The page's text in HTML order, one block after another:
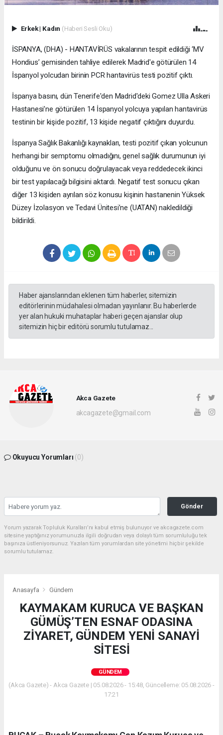
Erkek| Kadın (Haberi Sesli Oku)
İSPANYA, (DHA) - HANTAVİRÜS vakalarının tespit edildiği ‘MV
Hondius’ gemisinden tahliye edilerek Madrid'e götürülen 14
İspanyol yolcudan birinin PCR hantavirüs testi pozitif çıktı.
İspanya basını, dün Tenerife'den Madrid'deki Gomez Ulla Askeri
Hastanesi’ne götürülen 14 İspanyol yolcuya yapılan hantavirüs
testinin bir kişide pozitif, 13 kişide negatif çıktığını duyurdu.
İspanya Sağlık Bakanlığı kaynakları, testi pozitif çıkan yolcunun
herhangi bir semptomu olmadığını, genel sağlık durumunun iyi
olduğunu ve ön sonucu doğrulayacak veya reddedecek ikinci
bir test yapılacağı bilgisini aktardı. Negatif test sonucu çıkan
diğer 13 kişiden ayrılan söz konusu kişinin hastanenin Yüksek
Düzey İzolasyon ve Tedavi Ünitesi’ne (UATAN) nakledildiği
bildirildi.
Haber ajanslarından eklenen tüm haberler, sitemizin
editörlerinin müdahalesi olmadan yayınlanır. Bu haberlerde
yer alan hukuki muhataplar haberi geçen ajanslar olup
sitemizin hiç bir editörü sorumlu tutulamaz...
Akca Gazete
akcagazete@gmail.com
Okuyucu Yorumları (0)
Gönder
Yorum yazarak Topluluk Kuralları’nı kabul etmiş bulunuyor ve akcagazete.com
sitesine yaptığınız yorumunuzla ilgili doğrudan veya dolaylı tüm sorumluluğu tek
başınıza üstleniyorsunuz. Yazılan tüm yorumlardan site yönetimi hiçbir şekilde
sorumlu tutulamaz.
Anasayfa Gündem
KAYMAKAM KURUCA VE BAŞKAN
GÜMÜŞ’TEN ESNAF ODASINA
ZİYARET, GÜNDEM YENİ SANAYİ
SİTESİ
GÜNDEM
(Akca Gazete) - Akca Gazete | 05.08.2026 - 15:48, Güncelleme: 05.08.2026 -
17:21